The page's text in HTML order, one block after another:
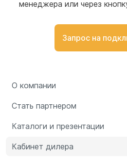
менеджера или через
Запрос на
О компании
Стать партнером
Каталоги и презентации
Кабинет дилера